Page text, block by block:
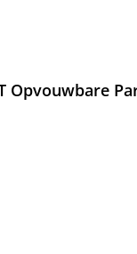
Opvouwbare